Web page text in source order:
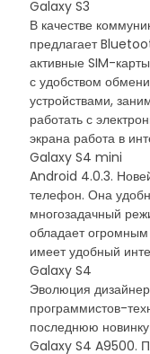
Galaxy S3
В качестве
предлагает
активные SIM-
с удобством
устройствами,
работать с
экрана работа в
Galaxy S4 mini
Android 4.0.3.
телефон. Она
многозадачный
обладает
имеет удобный
Galaxy S4
Эволюция
программистов-
последнюю
Galaxy S4 A9500.